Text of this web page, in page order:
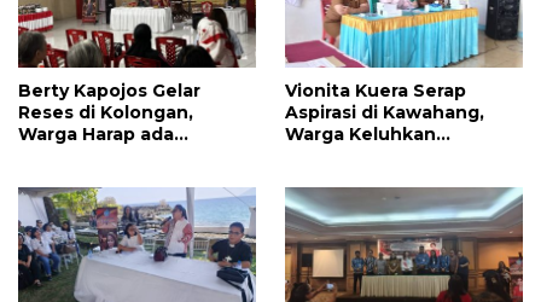
Berty Kapojos Gelar
Reses di Kolongan,
Warga Harap ada
Vionita Kuera Serap
Aspirasi di Kawahang,
Warga Keluhkan